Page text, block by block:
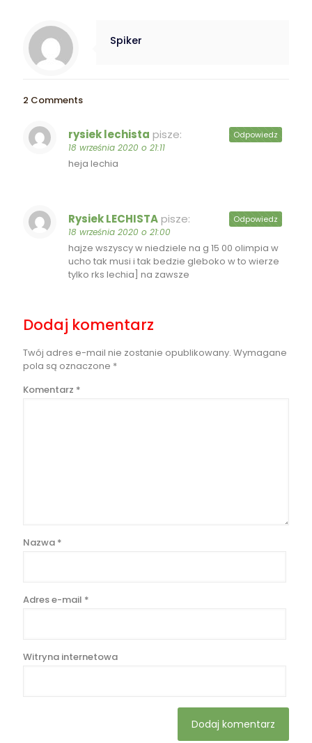
Spiker
2 Comments
rysiek lechista pisze:
18 września 2020 o 21:11
heja lechia
Odpowiedz
Rysiek LECHISTApisze:
18 września 2020 o 21:00
hajze wszyscy w niedziele na g 15 00 olimpia w
ucho tak musi i tak bedzie gleboko w to wierze
tylko rks lechia] na zawsze
Odpowiedz
Dodaj komentarz
Twój adres e-mail nie zostanie opublikowany. Wymagane
pola są oznaczone *
Komentarz *
Nazwa *
Adres e-mail *
Witryna internetowa